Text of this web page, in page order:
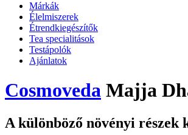
Márkák
Élelmiszerek
Étrendkiegészítők
Tea specialitások
Testápolók
Ajánlatok
Cosmoveda Majja
A különböző növényi részek